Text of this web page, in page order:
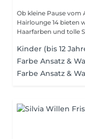
Ob kleine Pause vom
Hairlounge 14 bieten
Haarfarben und tolle
Kinder (bis 12
Farbe Ansatz &
Farbe Ansatz &